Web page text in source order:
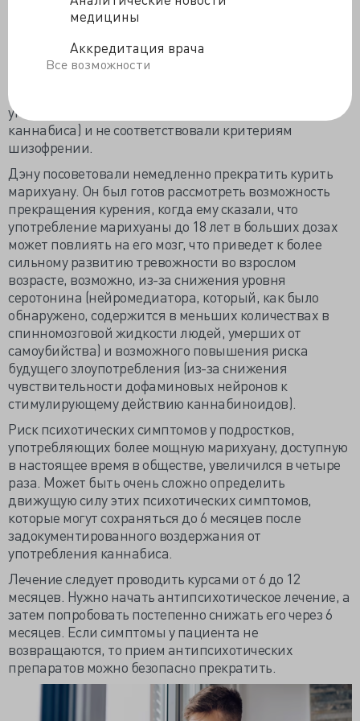
медицины
Аккредитация врача
Все возможности
прогрессирующее органическое расстройство ЦНС
метаболические и хромосомные нарушения.
присутствовали только во время активного
употребления психоактивных веществ (т. е.
каннабиса) и не соответствовали критериям
шизофрении.
Дэну посоветовали немедленно прекратить курить
марихуану. Он был готов рассмотреть возможность
прекращения курения, когда ему сказали, что
употребление марихуаны до 18 лет в больших дозах
может повлиять на его мозг, что приведет к более
сильному развитию тревожности во взрослом
возрасте, возможно, из-за снижения уровня
серотонина (нейромедиатора, который, как было
обнаружено, содержится в меньших количествах в
спинномозговой жидкости людей, умерших от
самоубийства) и возможного повышения риска
будущего злоупотребления (из-за снижения
чувствительности дофаминовых нейронов к
стимулирующему действию каннабиноидов).
Риск психотических симптомов у подростков,
употребляющих более мощную марихуану, доступную
в настоящее время в обществе, увеличился в четыре
раза. Может быть очень сложно определить
движущую силу этих психотических симптомов,
которые могут сохраняться до 6 месяцев после
задокументированного воздержания от
употребления каннабиса.
Лечение следует проводить курсами от 6 до 12
месяцев. Нужно начать антипсихотическое лечение, а
затем попробовать постепенно снижать его через 6
месяцев. Если симптомы у пациента не
возвращаются, то прием антипсихотических
препаратов можно безопасно прекратить.